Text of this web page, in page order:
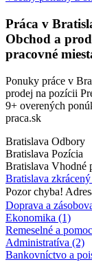
Práca v
Obchod a
pracovné
Ponuky práce v
prodej na pozícii
9+ overených
praca.sk
Bratislava Odbory
Bratislava Pozícia
Bratislava Vhodné
Bratislava
Pozor chyba!
Doprava a
Ekonomika (1)
Remeselné a
Administratíva (2)
Bankovníctvo a